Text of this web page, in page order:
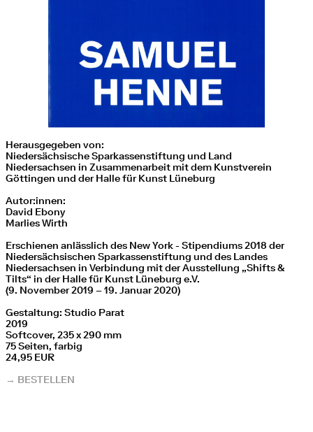
Herausgegeben von:
Niedersächsische Sparkassenstiftung und Land
Niedersachsen in Zusammenarbeit mit dem Kunstverein
Göttingen und der Halle für Kunst Lüneburg
Autor:innen:
David Ebony
Marlies Wirth
Erschienen anlässlich des New York - Stipendiums 2018 der
Niedersächsischen Sparkassenstiftung und des Landes
Niedersachsen in Verbindung mit der Ausstellung „Shifts &
Tilts“ in der Halle für Kunst Lüneburg e.V.
(9. November 2019 – 19. Januar 2020)
Gestaltung: Studio Parat
2019
Softcover, 235 x 290 mm
75 Seiten, farbig
24,95 EUR
→ BESTELLEN